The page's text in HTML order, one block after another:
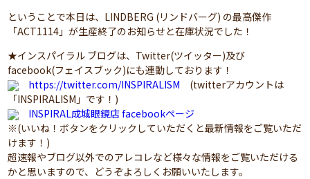
ということで本日は、LINDBERG (リンドバーグ) の最高傑作
「ACT1114」が生産終了のお知らせと在庫状況でした！
★インスパイラル ブログは、Twitter(ツイッター)及び
facebook(フェイスブック)にも連動しております！
https://twitter.com/INSPIRALISM (twitterアカウントは
「INSPIRALISM」です！)
INSPIRAL成城眼鏡店 facebookページ
※(いいね！ボタンをクリックしていただくと最新情報をご覧いただ
けます！)
超速報やブログ以外でのアレコレなど様々な情報をご覧いただける
かと思いますので、どうぞよろしくお願いいたします。